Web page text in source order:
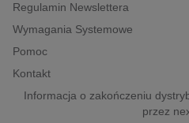
popularno-naukowe
historia
Regulamin Newslettera
Wymagania Systemowe
Pomoc
Kontakt
Informacja o zakończeniu
przez